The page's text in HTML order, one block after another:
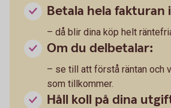
Betala hela fakturan
– då blir dina köp helt
Om du delbetalar:
– se till att förstå räntan och
som tillkommer.
Håll koll på dina